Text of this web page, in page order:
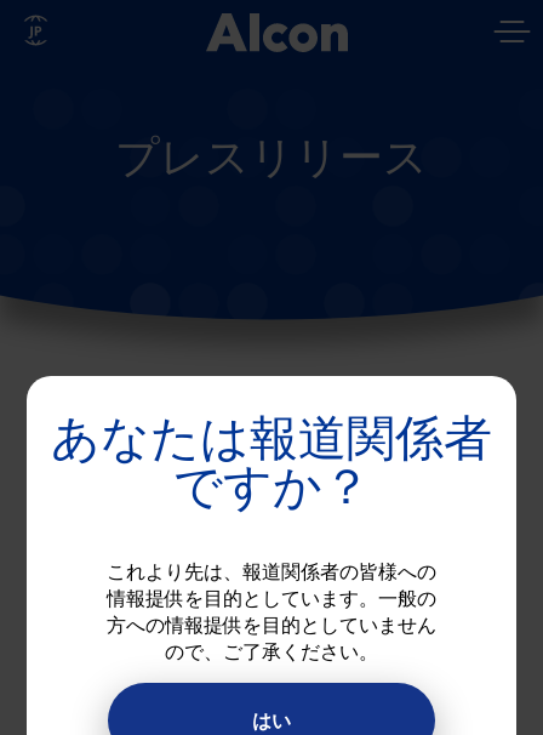
Skip
main
あなたは報道関係者
ですか？
これより先は、報道関係者の皆様への
情報提供を目的としています。一般の
方への情報提供を目的としていません
ので、ご了承ください。
はい
プレスリリース
日本アルコン、三焦点眼
内レンズとしてより高い
光利用率を 実現する白内
障患者様向け三焦点眼内
レンズ（IOL)「Clareon
PanOptix Pro」を全国発
売開始